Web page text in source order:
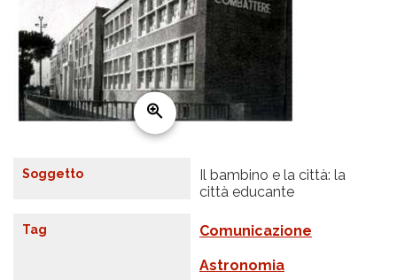
Soggetto
Il bambino e la città: la
città educante
Tag Comunicazione
Astronomia